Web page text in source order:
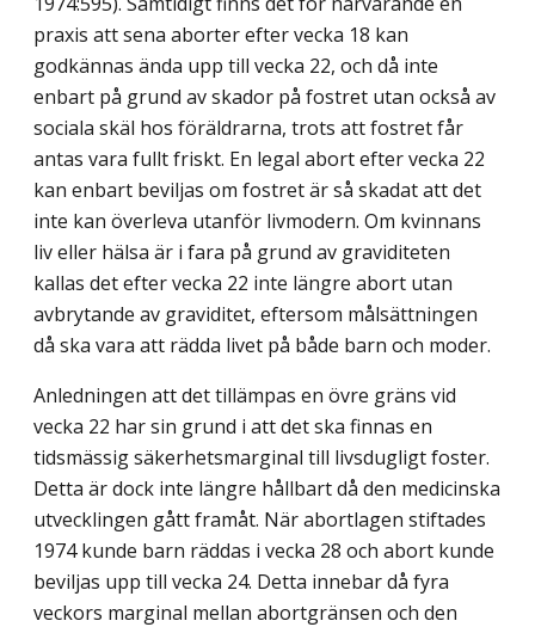
praxis att sena aborter efter vecka 18 kan
godkännas ända upp till vecka 22, och då inte
enbart på grund av skador på fostret utan också av
sociala skäl hos föräldrarna, trots att fostret får
antas vara fullt friskt. En legal abort efter vecka 22
kan enbart beviljas om fostret är så skadat att det
inte kan överleva utanför livmodern. Om kvinnans
liv eller hälsa är i fara på grund av graviditeten
kallas det efter vecka 22 inte längre abort utan
avbrytande av graviditet, eftersom målsättningen
då ska vara att rädda livet på både barn och moder.
Anledningen att det tillämpas en övre gräns vid
vecka 22 har sin grund i att det ska finnas en
tidsmässig säkerhetsmarginal till livsdugligt foster.
Detta är dock inte längre hållbart då den medicinska
utvecklingen gått framåt. När abortlagen stiftades
1974 kunde barn räddas i vecka 28 och abort kunde
beviljas upp till vecka 24. Detta innebar då fyra
veckors marginal mellan abortgränsen och den